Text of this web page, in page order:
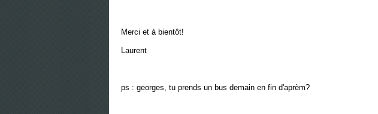
Merci et à bientôt!
Laurent
ps : georges, tu prends un bus demain en fin d'aprèm?